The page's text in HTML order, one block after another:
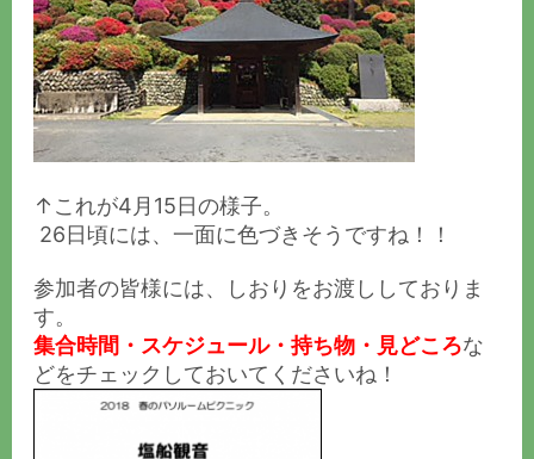
↑これが4月15日の様子。
26日頃には、一面に色づきそうですね！！
参加者の皆様には、しおりをお渡ししておりま
す。
集合時間・スケジュール・持ち物・見どころな
どをチェックしておいてくださいね！